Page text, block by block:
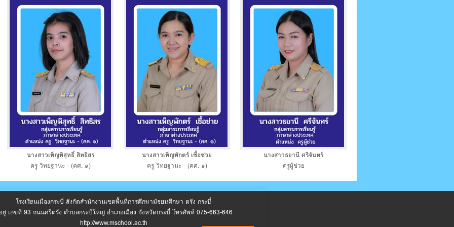
นางสาวเพ็ญพิสุทธิ์ สิทธิสร
ครู วิทยฐานะ - (คศ. ๑)
นางสาวเพ็ญพักตร์ เชื้อช่วย
ครู วิทยฐานะ - (คศ. ๑)
นางสาวธยานี ศรีจันทร์
ครูผู้ช่วย
โรงเรียนเมืองกระบี่ สังกัดสำนักงานเขตพื้นที่การศึกษามัธยมศึกษา ตรัง กระบี่
ยู่ เลขที่ 93 ถนนศรีตรัง ตำบลกระบี่ใหญ่ อำเภอเมือง จังหวัดกระบี่ โทรศัพท์ 075-663-646
http://www.mschool.ac.th
การใช้คุกกี้เพื่อปรับปรุงการให้บริการ หากต้องการข้อมูลเพิ่มเติมเกี่ยวกับการใช้คุกกี้ของเรา โปรดดู
ามเป็นส่วนตัว